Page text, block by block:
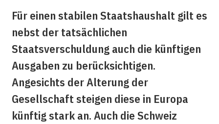
Für einen stabilen Staatshaushalt gilt es
nebst der tatsächlichen
Staatsverschuldung auch die künftigen
Ausgaben zu berücksichtigen.
Angesichts der Alterung der
Gesellschaft steigen diese in Europa
künftig stark an. Auch die Schweiz